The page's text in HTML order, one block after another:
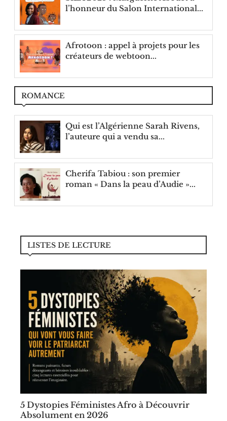
l’honneur du Salon International...
Afrotoon : appel à projets pour les
créateurs de webtoon...
ROMANCE
Qui est l’Algérienne Sarah Rivens,
l’auteure qui a vendu sa...
Cherifa Tabiou : son premier
roman « Dans la peau d’Audie »...
LISTES DE LECTURE
5 Dystopies Féministes Afro à Découvrir
Absolument en 2026